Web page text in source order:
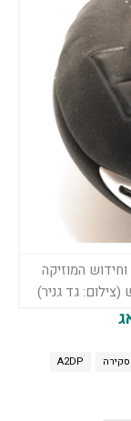
המוזיקה
גד גניר)
סקירה
A2DP